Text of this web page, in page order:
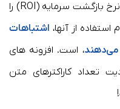
هوشمندانه از این افزونه‌ها می‌تواند نرخ بازگشت سرمایه (ROI) را
از آنها، اشتباهات
می‌دهند، است. افزونه های
تعداد کاراکترهای متن